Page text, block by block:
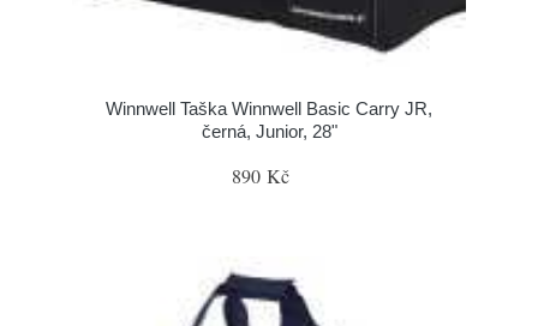
Winnwell Taška Winnwell Basic Carry JR,
černá, Junior, 28"
890 Kč